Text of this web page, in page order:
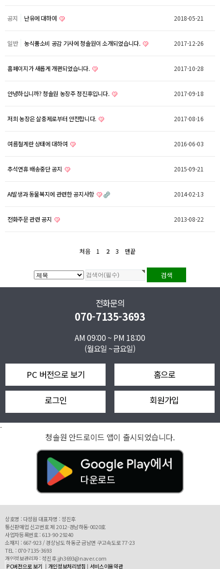
공지 난유에 대하여 2018-05-21
일반 농식품소비 공감 기사에 청솔원이 소개되었습니다. 2017-12-26
홈페이지가 새롭게 개편되었습니다. 2017-10-28
안녕하십니까? 청솔원 농장주 정진후입니다. 2017-09-18
저희 농장은 살충제로부터 안전합니다. 2017-08-16
여름철계란 상태에 대하여 2016-06-03
추석연휴 배송중단 공지 2015-09-21
AI발생과 동물복지에 관련한 공지사항 2014-02-13
전화주문 관련 공지 2013-08-22
처음 1 2 3 맨끝
전화문의
070-7135-3693
AM 09:00 ~ PM 18:00
(월요일 ~금요일)
PC 버전으로 보기 홈으로
로그인 회원가입
-
청솔원 안드로이드 앱이 출시되었습니다.
상호명 : 다정원 대표자명 : 정진후
통신판매업 신고번호 제 2012-경남하동-0020호
사업자등록번호 : 613-90-29240
소재지 : 667-923 / 경상남도 하동군 금남면 구고속도로 77-23
TEL : 070-7135-3693
개인정보관리자 : 정진후 jjh3693@naver.com
PC버전으로 보기 | 개인정보처리방침 | 서비스이용약관